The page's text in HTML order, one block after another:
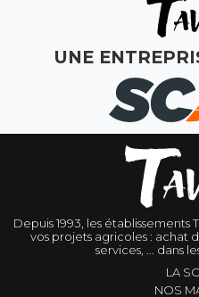
MON
UNE
Depuis 1993, les
vos projets agricoles : achat
services, ... dans
LA
NOS